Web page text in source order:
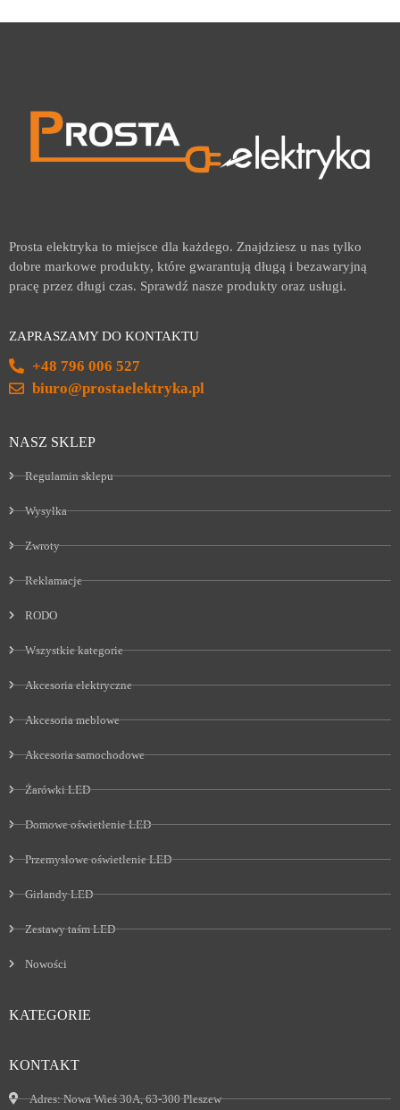
Prosta elektryka to miejsce dla każdego. Znajdziesz u nas tylko
dobre markowe produkty, które gwarantują długą i bezawaryjną
pracę przez długi czas. Sprawdź nasze produkty oraz usługi.
ZAPRASZAMY DO KONTAKTU
+48 796 006 527
biuro@prostaelektryka.pl
NASZ SKLEP
Regulamin sklepu
Wysyłka
Zwroty
Reklamacje
RODO
Wszystkie kategorie
Akcesoria elektryczne
Akcesoria meblowe
Akcesoria samochodowe
Żarówki LED
Domowe oświetlenie LED
Przemysłowe oświetlenie LED
Girlandy LED
Zestawy taśm LED
Nowości
KATEGORIE
KONTAKT
Adres:Nowa Wieś 30A, 63-300 Pleszew